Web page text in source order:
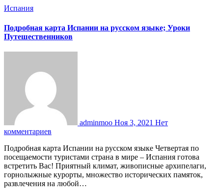
Испания
Подробная карта Испании на русском языке; Уроки
Путешественников
adminmoo Ноя 3, 2021 Нет
комментариев
Подробная карта Испании на русском языке Четвертая по
посещаемости туристами страна в мире – Испания готова
встретить Вас! Приятный климат, живописные архипелаги,
горнолыжные курорты, множество исторических памяток,
развлечения на любой…